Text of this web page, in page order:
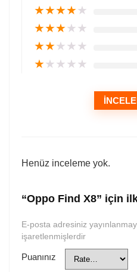
★★★★★
★★★★★
★★★★★
★★★★★
Henüz inceleme yok.
“Oppo Find X8” için
E-posta adresiniz
işaretlenmişlerdir
Puanınız